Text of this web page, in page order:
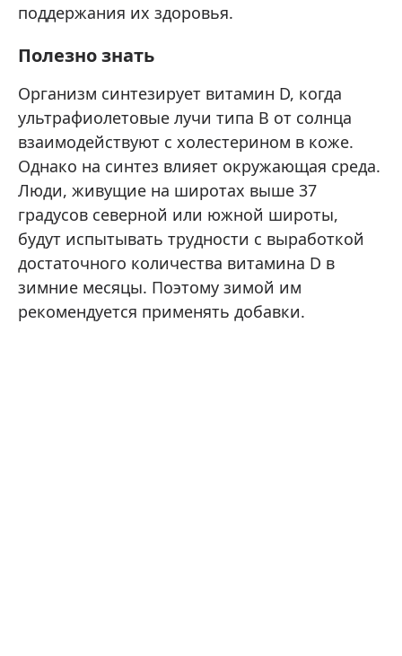
поддержания их здоровья.
Полезно знать
Организм синтезирует витамин D, когда
ультрафиолетовые лучи типа B от солнца
взаимодействуют с холестерином в коже.
Однако на синтез влияет окружающая среда.
Люди, живущие на широтах выше 37
градусов северной или южной широты,
будут испытывать трудности с выработкой
достаточного количества витамина D в
зимние месяцы. Поэтому зимой им
рекомендуется применять добавки.